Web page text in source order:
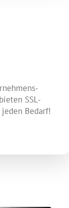
SSL-
Bedarf!